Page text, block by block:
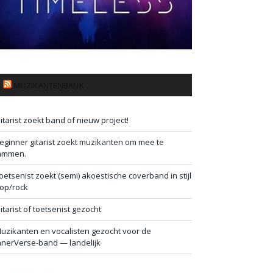
zoekt band of nieuw project!
gitarist zoekt muzikanten om mee te
zoekt (semi) akoestische coverband in stijl
rock
of toetsenist gezocht
en vocalisten gezocht voor de
band — landelijk